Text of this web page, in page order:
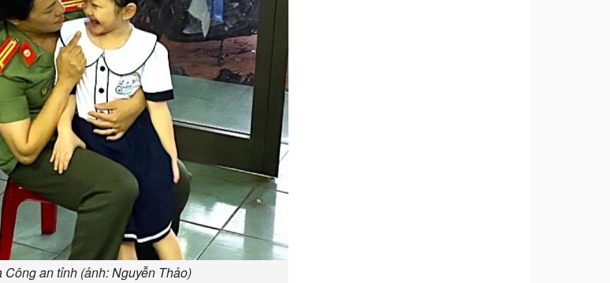
an tỉnh (ảnh: Nguyễn Thảo)